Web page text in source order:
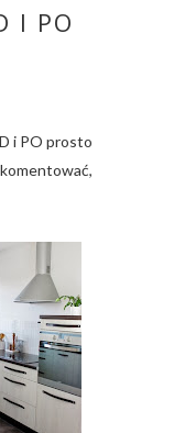
I PO
i PO prosto